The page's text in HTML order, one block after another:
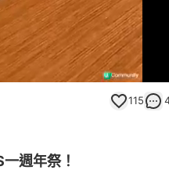
115
週年祭！